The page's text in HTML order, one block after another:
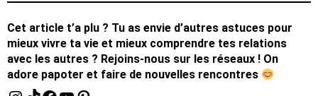
Cet article t’a plu ? Tu as envie d’autres astuces pour
mieux vivre ta vie et mieux comprendre tes relations
avec les autres ? Rejoins-nous sur les réseaux ! On
adore papoter et faire de nouvelles rencontres